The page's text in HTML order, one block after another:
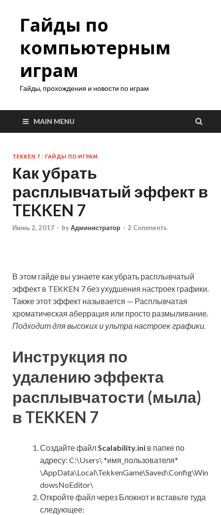
Гайды по
компьютерным
играм
Гайды, прохождения и новости по играм
MAIN MENU
TEKKEN 7 / ГАЙДЫ ПО ИГРАМ
Как убрать
расплывчатый эффект в
TEKKEN 7
Июнь 2, 2017 - byАдминистратор - 2 Comments.
В этом гайде вы узнаете как убрать расплывчатый
эффект в TEKKEN 7 без ухудшения настроек графики.
Также этот эффект называется — Расплывчатая
хроматическая аберрация или просто размыливание.
Подходит для высоких и ультра настроек графики.
Инструкция по
удалению эффекта
расплывчатости (мыла)
в TEKKEN 7
Создайте файлScalability.ini в папке по
адресу: C:\Users\ *имя_пользователя*
\AppData\Local\TekkenGame\Saved\Config\Win
dowsNoEditor\
Откройте файл через Блокнот и вставьте туда
следующее: